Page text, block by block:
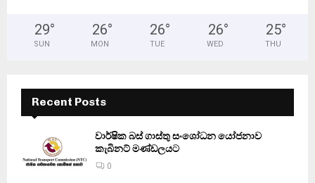
29°
SUN
26°
MON
26°
TUE
26°
WED
25°
THU
Recent Posts
වාර්ෂික බස් ගාස්තු සංශෝධන යෝජනාව
කැබිනට් මණ්ඩලයට
0